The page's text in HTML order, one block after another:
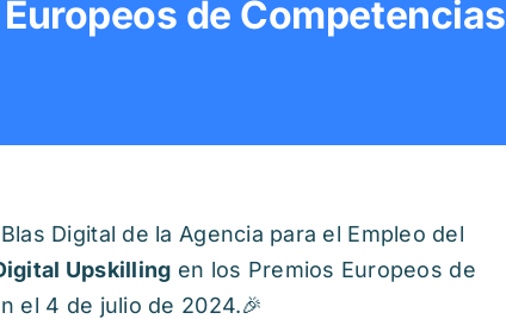
de Competencias
Digital de la Agencia para el Empleo del
Upskilling en los Premios Europeos de
el 4 de julio de 2024.🎉